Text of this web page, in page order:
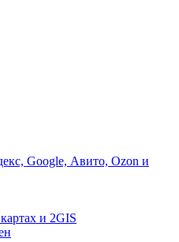
Google, Авито, Ozon и
и 2GIS